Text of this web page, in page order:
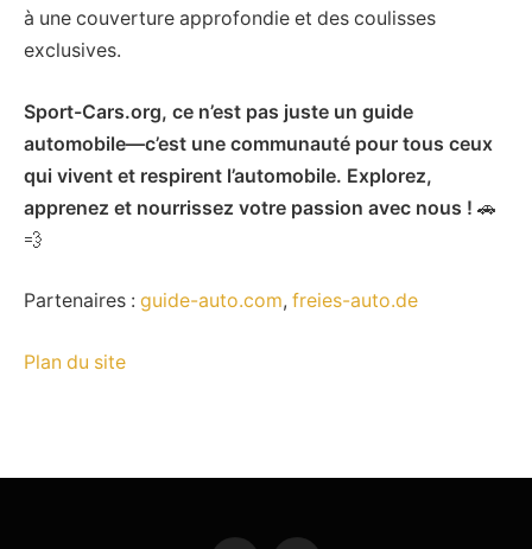
à une couverture approfondie et des coulisses
exclusives.
Sport-Cars.org, ce n’est pas juste un guide
automobile—c’est une communauté pour tous ceux
qui vivent et respirent l’automobile. Explorez,
apprenez et nourrissez votre passion avec nous ! 🚗
💨
Partenaires : guide-auto.com, freies-auto.de
Plan du site